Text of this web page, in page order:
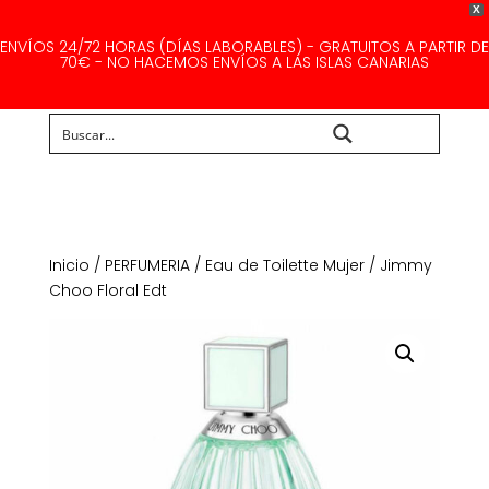
X
ENVÍOS 24/72 HORAS (DÍAS LABORABLES) - GRATUITOS A PARTIR DE
70€ - NO HACEMOS ENVÍOS A LAS ISLAS CANARIAS
Inicio / PERFUMERIA/ Eau de Toilette Mujer/ Jimmy
Choo Floral Edt